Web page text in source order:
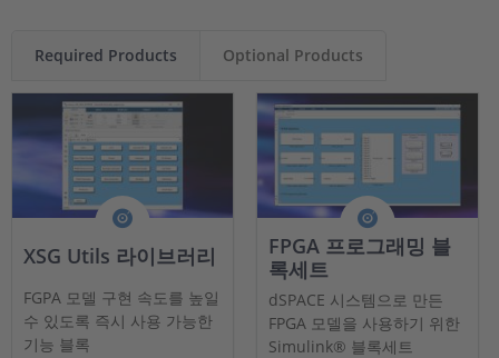
Required Products Optional Products
XSG Utils 라이브러리
FGPA 모델 구현 속도를 높일
수 있도록 즉시 사용 가능한
기능 블록
FPGA 프로그래밍 블
록세트
dSPACE 시스템으로 만든
FPGA 모델을 사용하기 위한
Simulink® 블록세트